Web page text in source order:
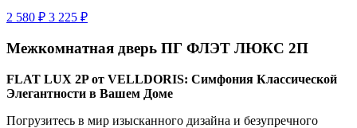
2 580 ₽ 3 225 ₽
Межкомнатная дверь ПГ ФЛЭТ ЛЮКС 2П
FLAT LUX 2P от VELLDORIS: Симфония Классической
Элегантности в Вашем Доме
Погрузитесь в мир изысканного дизайна и безупречного